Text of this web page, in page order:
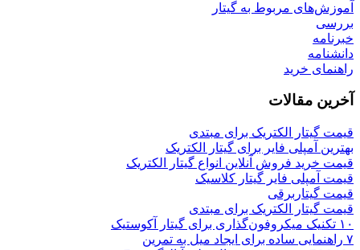
آموزش‌های مربوط به گیتار
بررسی
خبرنامه
دانشنامه
راهنمای خرید
آخرین مقالات
قیمت گیتار الکتریک برای مبتدی
بهترین آمپلی فایر برای گیتار الکتریک
قیمت خرید فروش آنلاین انواع گیتار الکتریک
قیمت آمپلی فایر گیتار کلاسیک
قیمت گیتاربرقی
قیمت گیتار الکتریک برای مبتدی
۱۰ تکنیک میکروفون‌گذاری برای گیتار آکوستیک
۷ راهنمایی ساده برای ایجاد میل به تمرین